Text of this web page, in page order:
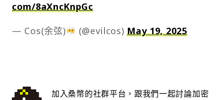
com/8aXncKnpGc
— Cos(余弦) (@evilcos)May 19, 2025
加入桑幣的社群平台，跟我們一起討論加密